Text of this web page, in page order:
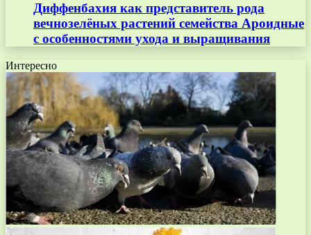
Диффенбахия как представитель рода
вечнозелёных растений семейства Ароидные
с особенностями ухода и выращивания
Интересно